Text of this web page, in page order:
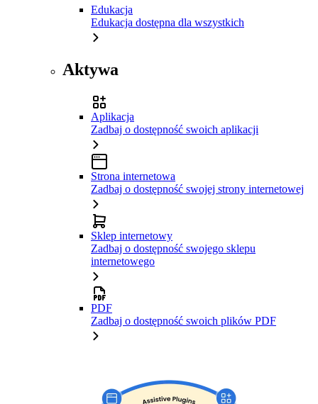
Edukacja
Edukacja dostępna dla wszystkich
Aktywa
Aplikacja
Zadbaj o dostępność swoich aplikacji
Strona internetowa
Zadbaj o dostępność swojej strony internetowej
Sklep internetowy
Zadbaj o dostępność swojego sklepu
internetowego
PDF
Zadbaj o dostępność swoich plików PDF